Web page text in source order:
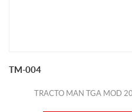
TM-004
TRACTO MAN TGA MOD